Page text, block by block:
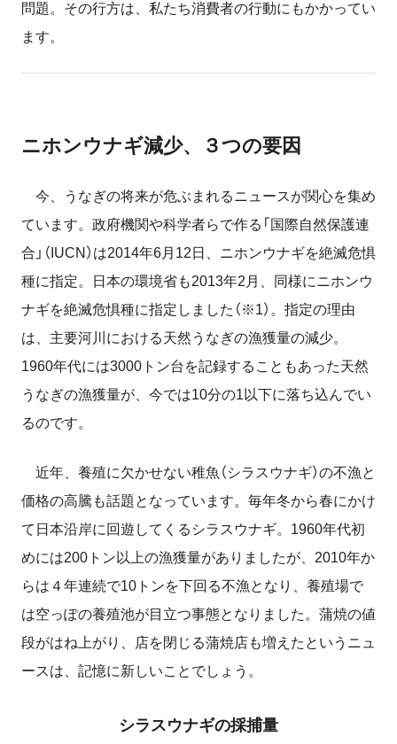
問題。その行方は、私たち消費者の行動にもかかってい
ます。
ニホンウナギ減少、３つの要因
今、うなぎの将来が危ぶまれるニュースが関心を集め
ています。政府機関や科学者らで作る「国際自然保護連
合」（IUCN）は2014年6月12日、ニホンウナギを絶滅危惧
種に指定。日本の環境省も2013年2月、同様にニホンウ
ナギを絶滅危惧種に指定しました（※1）。指定の理由
は、主要河川における天然うなぎの漁獲量の減少。
1960年代には3000トン台を記録することもあった天然
うなぎの漁獲量が、今では10分の1以下に落ち込んでい
るのです。
近年、養殖に欠かせない稚魚（シラスウナギ）の不漁と
価格の高騰も話題となっています。毎年冬から春にかけ
て日本沿岸に回遊してくるシラスウナギ。1960年代初
めには200トン以上の漁獲量がありましたが、2010年か
らは４年連続で10トンを下回る不漁となり、養殖場で
は空っぽの養殖池が目立つ事態となりました。蒲焼の値
段がはね上がり、店を閉じる蒲焼店も増えたというニュ
ースは、記憶に新しいことでしょう。
シラスウナギの採捕量